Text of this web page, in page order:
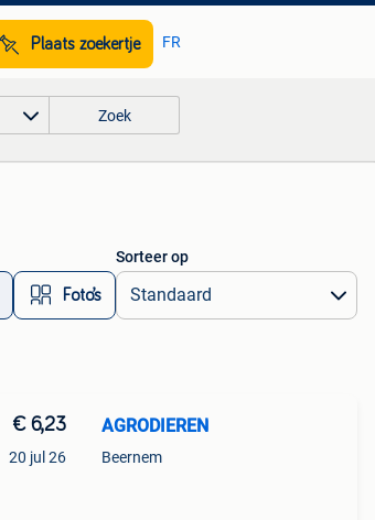
Plaats zoekertje FR
Zoek
Foto’s
Sorteer op
€ 6,23
20 jul 26
AGRODIEREN
Beernem